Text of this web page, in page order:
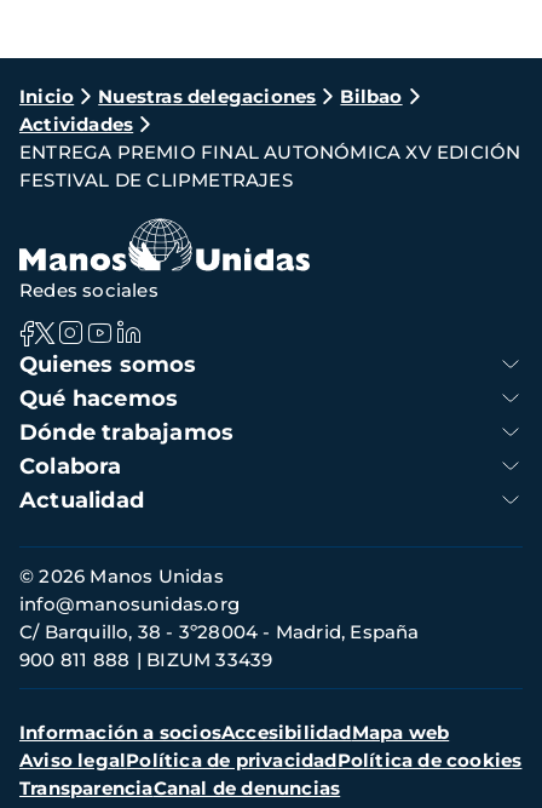
Ruta
de
navegación
Inicio Nuestras delegaciones
Bilbao
Actividades
ENTREGA PREMIO FINAL AUTONÓMICA XV EDICIÓN
FESTIVAL DE CLIPMETRAJES
Navegación
principal
Quienes somos
Qué hacemos
Dónde trabajamos
Colabora
Actualidad
Redes sociales
Información
de
contacto
© 2026 Manos Unidas
C/ Barquillo, 38 - 3º28004 - Madrid, España
900 811 888
BIZUM 33439
info@manosunidas.org
Menú
secundario
Información a sociosAccesibilidadMapa web
Aviso legalPolítica de privacidadPolítica de cookies
TransparenciaCanal de denuncias